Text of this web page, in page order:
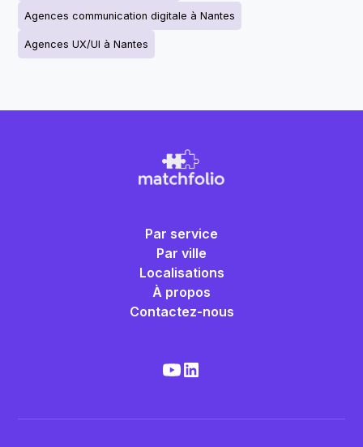
Agences communication digitale à Nantes
Agences UX/UI à Nantes
Par service
Par ville
Localisations
À propos
Contactez-nous